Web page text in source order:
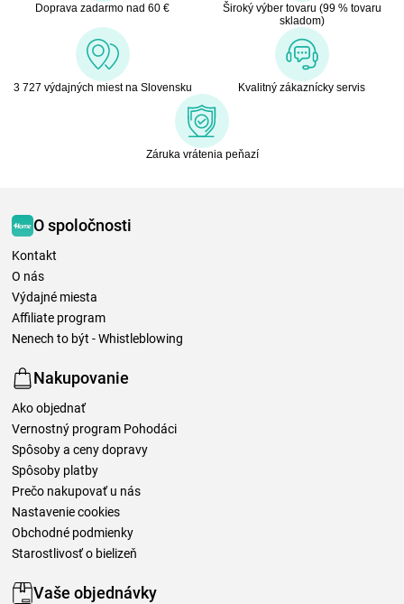
Doprava zadarmo nad 60 €
Široký výber tovaru (99 % tovaru
skladom)
3 727 výdajných miest na Slovensku Kvalitný zákaznícky servis
Záruka vrátenia peňazí
O spoločnosti
Kontakt
O nás
Výdajné miesta
Affiliate program
Nenech to být - Whistleblowing
Nakupovanie
Ako objednať
Vernostný program Pohodáci
Spôsoby a ceny dopravy
Spôsoby platby
Prečo nakupovať u nás
Nastavenie cookies
Obchodné podmienky
Starostlivosť o bielizeň
Vaše objednávky